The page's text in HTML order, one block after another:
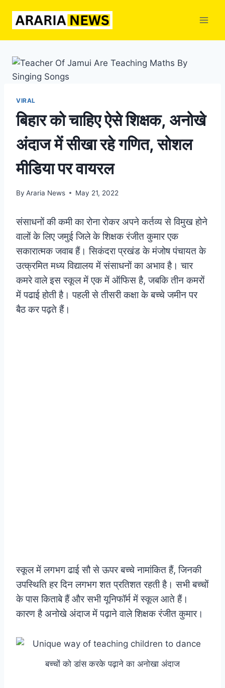
VIRAL
बिहार को चाहिए ऐसे शिक्षक, अनोखे
अंदाज में सीखा रहे गणित, सोशल
मीडिया पर वायरल
By Araria News May 21, 2022
संसाधनों की कमी का रोना रोकर अपने कर्तव्य से विमुख होने
वालों के लिए जमुई जिले के शिक्षक रंजीत कुमार एक
सकारात्मक जवाब हैं। सिकंदरा प्रखंड के मंजोष पंचायत के
उत्क्रमित मध्य विद्यालय में संसाधनों का अभाव है। चार
कमरे वाले इस स्कूल में एक में ऑफिस है, जबकि तीन कमरों
में पढाई होती है। पहली से तीसरी कक्षा के बच्चे जमीन पर
बैठ कर पढ़ते हैं।
स्कूल में लगभग ढाई सौ से ऊपर बच्चे नामांकित हैं, जिनकी
उपस्थिति हर दिन लगभग शत प्रतिशत रहती है। सभी बच्चों
के पास किताबे हैं और सभी यूनिफॉर्म में स्कूल आते हैं।
कारण है अनोखे अंदाज में पढ़ाने वाले शिक्षक रंजीत कुमार।
बच्चों को डांस करके पढ़ाने का अनोखा अंदाज